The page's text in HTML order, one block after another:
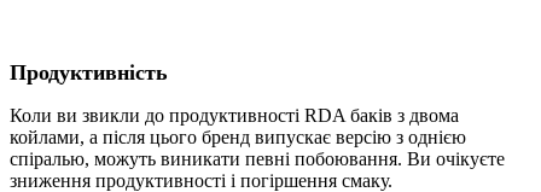
Продуктивність
Коли ви звикли до продуктивності RDA баків з двома
койлами, а після цього бренд випускає версію з однією
спіралью, можуть виникати певні побоювання. Ви очікуєте
зниження продуктивності і погіршення смаку.